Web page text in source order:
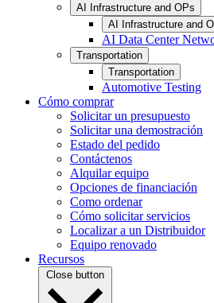
AI Infrastructure and OPs
AI Infrastructure and
AI Data Center
Transportation
Transportation
Automotive Testing
Cómo comprar
Solicitar un presupuesto
Solicitar una demostración
Estado del pedido
Contáctenos
Alquilar equipo
Opciones de financiación
Como ordenar
Cómo solicitar servicios
Localizar a un Distribuidor
Equipo renovado
Recursos
Close button